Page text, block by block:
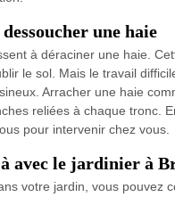
une haie
à déraciner une haie.
le sol. Mais le travail
Arracher une haie
reliées à chaque tronc.
pour intervenir chez vous.
avec le jardinier à
votre jardin, vous pouvez